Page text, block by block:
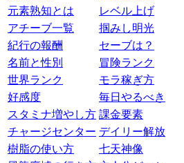
元素熟知とは
レベル上げ
アチーブ一覧
掴みし明光
紀行の報酬
セーブは？
名前と性別
冒険ランク
世界ランク
モラ稼ぎ方
好感度
毎日やるべき
スタミナ増やし方 課金要素
チャージセンター デイリー解放
樹脂の使い方
七天神像